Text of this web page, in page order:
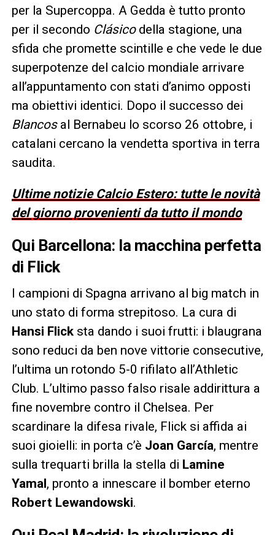
per la Supercoppa. A Gedda è tutto pronto
per il secondo Clásicodella stagione, una
sfida che promette scintille e che vede le due
superpotenze del calcio mondiale arrivare
all’appuntamento con stati d’animo opposti
ma obiettivi identici. Dopo il successo dei
Blancosal Bernabeu lo scorso 26 ottobre, i
catalani cercano la vendetta sportiva in terra
saudita.
Ultime notizie Calcio Estero: tutte le novità
del giorno provenienti da tutto il mondo
Qui Barcellona: la macchina perfetta
di Flick
I campioni di Spagna arrivano al big match in
uno stato di forma strepitoso. La cura di
Hansi Flicksta dando i suoi frutti: i blaugrana
sono reduci da ben nove vittorie consecutive,
l’ultima un rotondo 5-0 rifilato all’Athletic
Club. L’ultimo passo falso risale addirittura a
fine novembre contro il Chelsea. Per
scardinare la difesa rivale, Flick si affida ai
suoi gioielli: in porta c’è Joan García, mentre
sulla trequarti brilla la stella di Lamine
Yamal, pronto a innescare il bomber eterno
Robert Lewandowski.